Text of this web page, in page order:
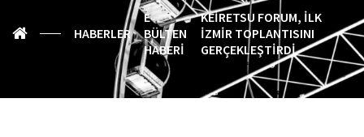
HABERLER
E-
BÜLTEN
HABERI
KEIRETSU FORUM, İLK
İZMIR TOPLANTISINI
GERÇEKLEŞTIRDI.